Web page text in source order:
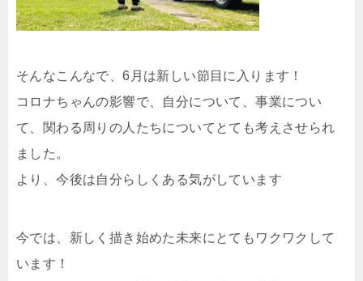
そんなこんなで、6月は新しい節目に入ります！
コロナちゃんの影響で、自分について、事業につい
て、関わる周りの人たちについてとても考えさせられ
ました。
より、今後は自分らしくある気がしています
今では、新しく描き始めた未来にとてもワクワクして
います！